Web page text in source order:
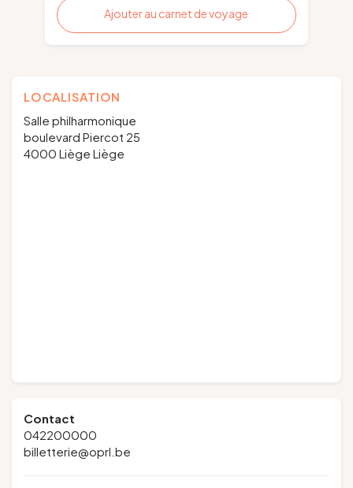
Ajouter au carnet de voyage
LOCALISATION
Salle philharmonique
boulevard Piercot 25
4000 Liège Liège
Contact
042200000
billetterie@oprl.be